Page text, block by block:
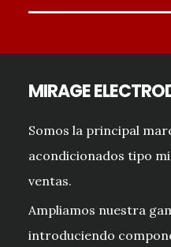
MIRAGE
Somos la principal
acondicionados tipo
ventas.
Ampliamos nuestra
introduciendo